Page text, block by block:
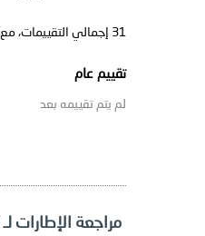
31 إجمالي التقييمات، مع
تقييم عام
لم يتم تقييمه بعد
مراجعة الإطارات لـ Continental ContiSportContact 5 225/40 R18 W